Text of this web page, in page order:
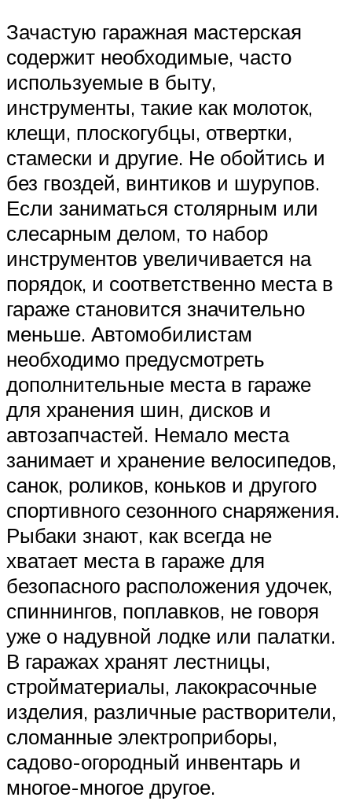
Зачастую гаражная мастерская
содержит необходимые, часто
используемые в быту,
инструменты, такие как молоток,
клещи, плоскогубцы, отвертки,
стамески и другие. Не обойтись и
без гвоздей, винтиков и шурупов.
Если заниматься столярным или
слесарным делом, то набор
инструментов увеличивается на
порядок, и соответственно места в
гараже становится значительно
меньше. Автомобилистам
необходимо предусмотреть
дополнительные места в гараже
для хранения шин, дисков и
автозапчастей. Немало места
занимает и хранение велосипедов,
санок, роликов, коньков и другого
спортивного сезонного снаряжения.
Рыбаки знают, как всегда не
хватает места в гараже для
безопасного расположения удочек,
спиннингов, поплавков, не говоря
уже о надувной лодке или палатки.
В гаражах хранят лестницы,
стройматериалы, лакокрасочные
изделия, различные растворители,
сломанные электроприборы,
садово-огородный инвентарь и
многое-многое другое.